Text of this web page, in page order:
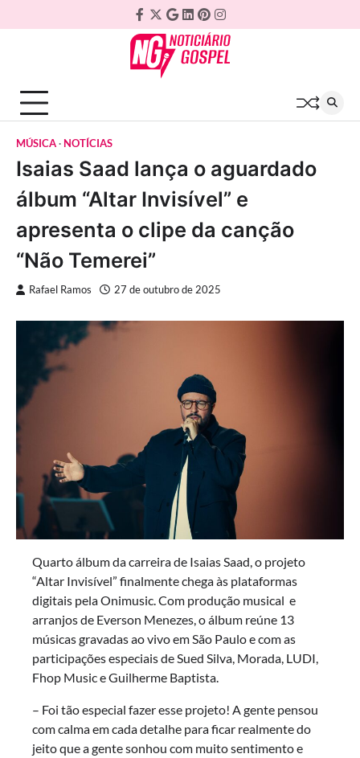
to
Facebook
Twitter
Google
Plus
Linkedin
Pinterest
Instagram
MÚSICA NOTÍCIAS
Isaias Saad lança o aguardado
álbum “Altar Invisível” e
apresenta o clipe da canção
“Não Temerei”
Rafael Ramos 27 de outubro de 2025
Quarto álbum da carreira de Isaias Saad, o projeto
“Altar Invisível” finalmente chega às plataformas
digitais pela Onimusic. Com produção musical e
arranjos de Everson Menezes, o álbum reúne 13
músicas gravadas ao vivo em São Paulo e com as
participações especiais de Sued Silva, Morada, LUDI,
Fhop Music e Guilherme Baptista.
– Foi tão especial fazer esse projeto! A gente pensou
com calma em cada detalhe para ficar realmente do
jeito que a gente sonhou com muito sentimento e